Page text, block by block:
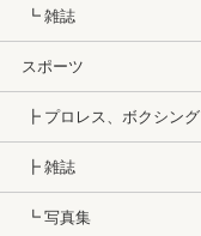
┗ 雑誌
スポーツ
┣ プロレス、ボクシング
┣ 雑誌
┗ 写真集